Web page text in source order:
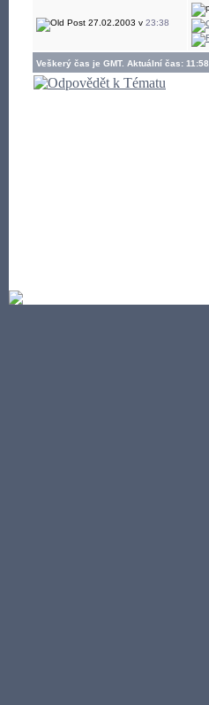
27.02.2003 v 23:38
Veškerý čas je GMT. Aktuální čas: 11:58.